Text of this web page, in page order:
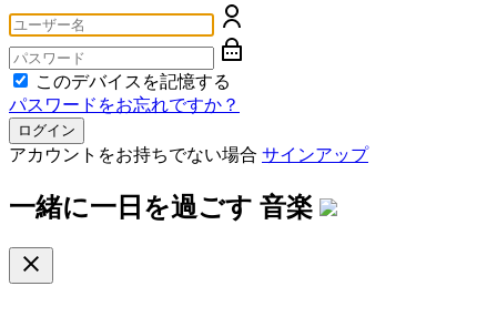
このデバイスを記憶する
パスワードをお忘れですか？
ログイン
アカウントをお持ちでない場合 サインアップ
一緒に一日を過ごす 音楽